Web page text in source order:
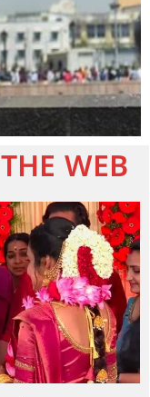
THE WEB